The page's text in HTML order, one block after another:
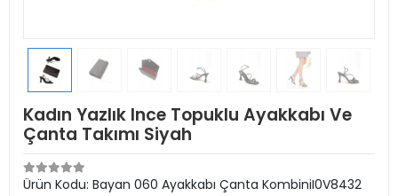
Kadın Yazlık Ince Topuklu Ayakkabı Ve
Çanta Takımı Siyah
Ürün Kodu: Bayan 060 Ayakkabı Çanta KombiniI0V8432